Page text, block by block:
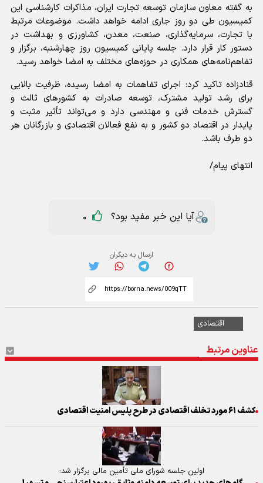
به گفته معاون سازمان توسعه تجارت ایران، مذاکرات کارشناسی این
کمیسیون طی دو روز جاری ادامه خواهد داشت. موضوعات مرتبط
با تجارت، سرمایه‌گذاری، صنعت، معدن، کشاورزی و بهداشت در
دستور کار قرار دارد. جلسه پایانی کمیسیون روز چهارشنبه، برگزار و
تفاهم‌نامه‌های همکاری در حوزه‌های مختلف به امضا خواهد رسید.
قنادزاده تاکید کرد: اجرای تفاهمات به امضا رسیده، ظرفیت بالایی
برای رشد تولید مشترک، توسعه صادرات به کشورهای ثالث و
گسترش خدمات فنی و مهندسی دارد و می‌تواند تأثیر مثبت و
پایدار در اقتصاد دو کشور و به نفع فعالان اقتصادی و بازرگانان هر
دو طرف باشد.
انتهای پیام/
آیا این خبر مفید بود؟ 0
ارسال به دیگران
اقتصادی
عناوین مرتبط
کشف ۶۱ مورد تخلف اقتصادی در طرح پلیس امنیت اقتصادی
اولین جلسه شورای ملی تأمین مالی برگزار شد: